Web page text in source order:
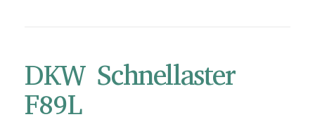
DKW Schnellaster
F89L